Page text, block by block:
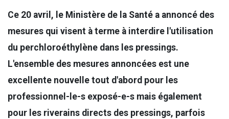
Ce 20 avril, le Ministère de la Santé a annoncé des
mesures qui visent à terme à interdire l'utilisation
du perchloroéthylène dans les pressings.
L'ensemble des mesures annoncées est une
excellente nouvelle tout d'abord pour les
professionnel-le-s exposé-e-s mais également
pour les riverains directs des pressings, parfois